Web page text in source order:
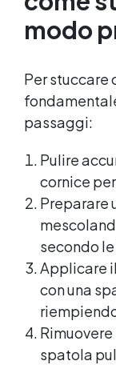
modo
Per stuccare
passaggi:
Pulire
cornice
Preparare
secondo
Applicare
con una
Rimuovere
spatola